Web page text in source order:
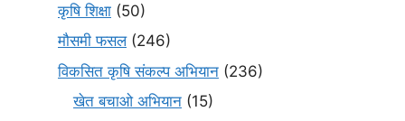
कृषि शिक्षा (50)
मौसमी फसल(246)
विकसित कृषि संकल्प अभियान (236)
खेत बचाओ अभियान (15)